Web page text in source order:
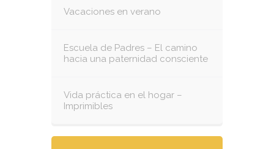
Vacaciones en verano
Escuela de Padres – El camino
hacia una paternidad consciente
Vida práctica en el hogar –
Imprimibles